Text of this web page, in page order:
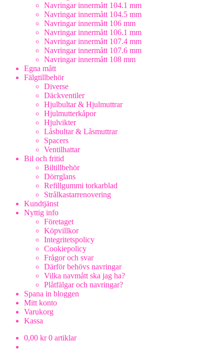
Navringar innermått 104.1 mm
Navringar innermått 104.5 mm
Navringar innermått 106 mm
Navringar innermått 106.1 mm
Navringar innermått 107.4 mm
Navringar innermått 107.6 mm
Navringar innermått 108 mm
Egna mått
Fälgtillbehör
Diverse
Däckventiler
Hjulbultar & Hjulmuttrar
Hjulmutterkåpor
Hjulvikter
Låsbultar & Låsmuttrar
Spacers
Ventilhattar
Bil och fritid
Biltillbehör
Dörrglans
Refillgummi torkarblad
Strålkastarrenovering
Kundtjänst
Nyttig info
Företaget
Köpvillkor
Integritetspolicy
Cookiepolicy
Frågor och svar
Därför behövs navringar
Vilka navmått ska jag ha?
Plåtfälgar och navringar?
Spana in bloggen
Mitt konto
Varukorg
Kassa
0,00 kr 0 artiklar